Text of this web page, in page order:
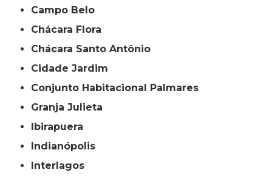
Campo Belo
Chácara Flora
Chácara Santo Antônio
Cidade Jardim
Conjunto Habitacional Palmares
Granja Julieta
Ibirapuera
Indianópolis
Interlagos